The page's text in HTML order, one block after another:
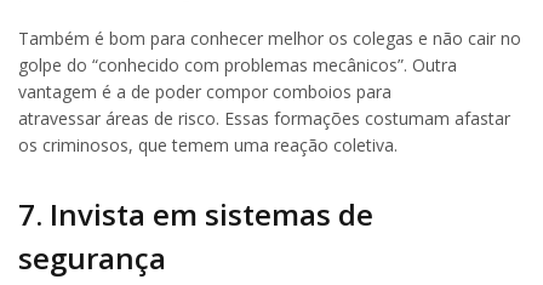
Também é bom para conhecer melhor os colegas e não cair no
golpe do “conhecido com problemas mecânicos”. Outra
vantagem é a de poder compor comboios para
atravessar áreas de risco. Essas formações costumam afastar
os criminosos, que temem uma reação coletiva.
7. Invista em sistemas de
segurança